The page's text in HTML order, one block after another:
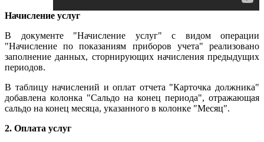
Начисление услуг
В документе "Начисление услуг" с видом операции
"Начисление по показаниям приборов учета" реализовано
заполнение данных, сторнирующих начисления предыдущих
периодов.
В таблицу начислений и оплат отчета "Карточка должника"
добавлена колонка "Сальдо на конец периода", отражающая
сальдо на конец месяца, указанного в колонке "Месяц".
2. Оплата услуг